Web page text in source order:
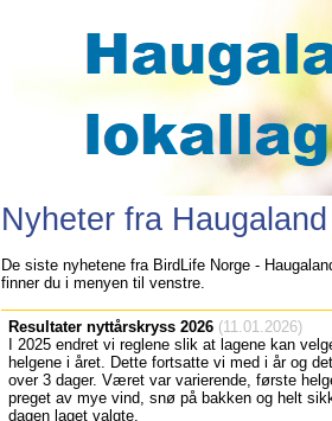
Nyheter fra
De siste nyhetene fra BirdLife Norge -
finner du i menyen til venstre.
Resultater nyttårskryss 2026 (11.01.2026)
I 2025 endret vi reglene slik at lagene kan
helgene i året. Dette fortsatte vi med i år og
over 3 dager. Været var varierende, første
preget av mye vind, snø på bakken og helt
dagen laget valgte.